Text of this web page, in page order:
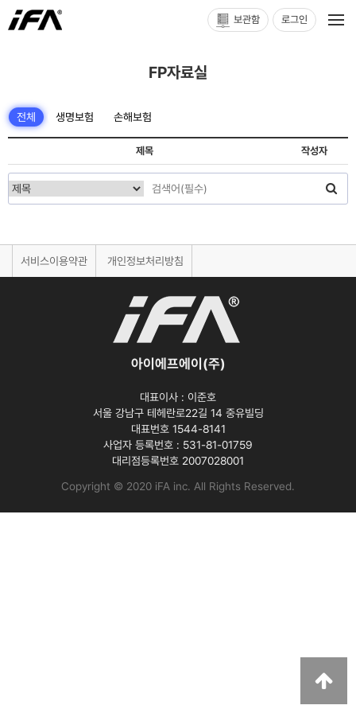
보관함 로그인
FP자료실
전체 생명보험 손해보험
제목 작성자
서비스이용약관 개인정보처리방침
아이에프에이(주)
대표이사 : 이준호
서울 강남구 테헤란로22길 14 중유빌딩
대표번호 1544-8141
사업자 등록번호 : 531-81-01759
대리점등록번호 2007028001
Copyright © 2020 iFA inc. All Rights Reserved.